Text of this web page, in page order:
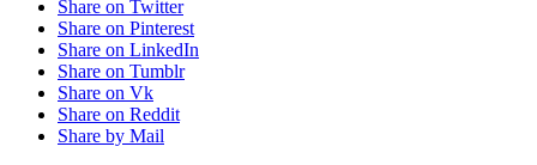
Share on Twitter
Share on Pinterest
Share on LinkedIn
Share on Tumblr
Share on Vk
Share on Reddit
Share by Mail